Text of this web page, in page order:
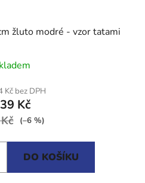
žluto modré - vzor tatami
hodnocení
produktu
je
5,0
Kč bez DPH
Kč
(–6 %)
DO KOŠÍKU